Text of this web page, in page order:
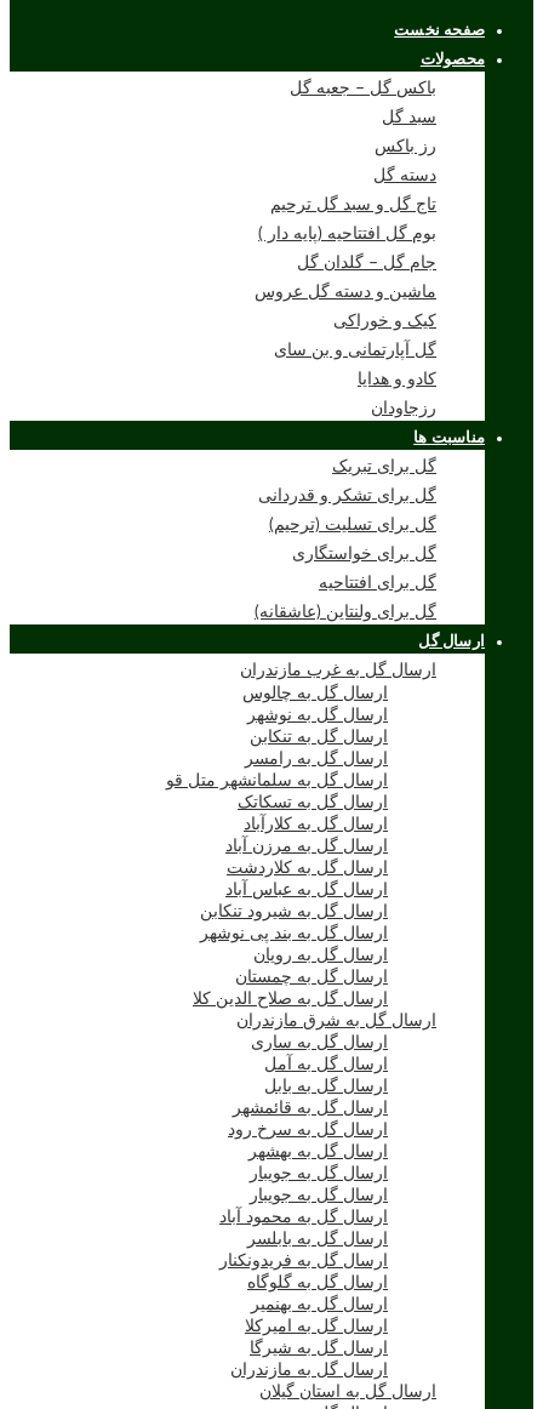
صفحه نخست
محصولات
باکس گل – جعبه گل
سبد گل
رز باکس
دسته گل
تاج گل و سبد گل ترحیم
بوم گل افتتاحیه (پایه دار )
جام گل – گلدان گل
ماشین و دسته گل عروس
کیک و خوراکی
گل آپارتمانی و بن سای
کادو و هدایا
رزجاودان
مناسبت ها
گل برای تبریک
گل برای تشکر و قدردانی
گل برای تسلیت (ترحیم)
گل برای خواستگاری
گل برای افتتاحیه
گل برای ولنتاین (عاشقانه)
ارسال گل
ارسال گل به غرب مازندران
ارسال گل به چالوس
ارسال گل به نوشهر
ارسال گل به تنکابن
ارسال گل به رامسر
ارسال گل به سلمانشهر متل قو
ارسال گل به تسکاتک
ارسال گل به کلارآباد
ارسال گل به مرزن آباد
ارسال گل به کلاردشت
ارسال گل به عباس آباد
ارسال گل به شیرود تنکابن
ارسال گل به بند پی نوشهر
ارسال گل به رویان
ارسال گل به چمستان
ارسال گل به صلاح الدین کلا
ارسال گل به شرق مازندران
ارسال گل به ساری
ارسال گل به آمل
ارسال گل به بابل
ارسال گل به قائمشهر
ارسال گل به سرخ رود
ارسال گل به بهشهر
ارسال گل به جویبار
ارسال گل به جویبار
ارسال گل به محمود آباد
ارسال گل به بابلسر
ارسال گل به فریدونکنار
ارسال گل به گلوگاه
ارسال گل به بهنمیر
ارسال گل به امیرکلا
ارسال گل به شیرگا
ارسال گل به مازندران
ارسال گل به استان گیلان